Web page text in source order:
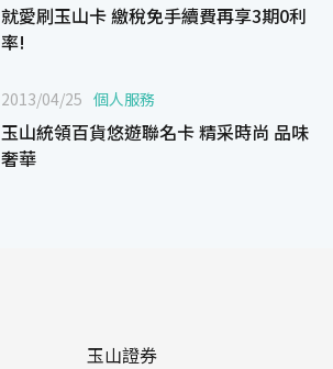
就愛刷玉山卡 繳稅免手續費再享3期0利
率!
2013/04/25 個人服務
玉山統領百貨悠遊聯名卡 精采時尚 品味
奢華
玉山證券